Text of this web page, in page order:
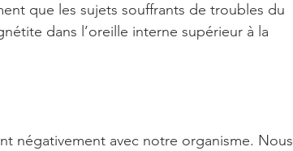
que les sujets souffrants de troubles du
dans l’oreille interne supérieur à la
négativement avec notre organisme. Nous